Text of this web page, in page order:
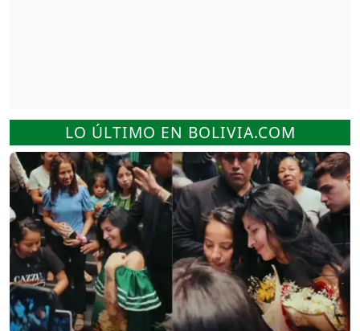
LO ÚLTIMO EN BOLIVIA.COM